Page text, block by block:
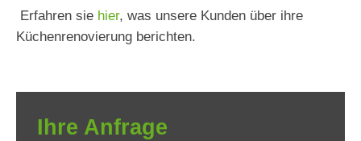
Erfahren sie hier, was unsere Kunden über ihre
Küchenrenovierung berichten.
Ihre Anfrage